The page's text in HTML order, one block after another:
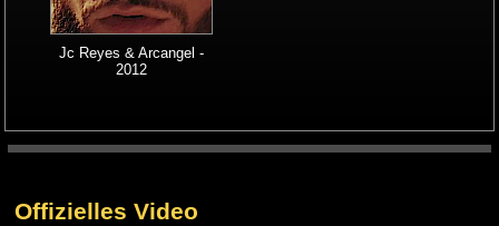
Jc Reyes & Arcangel -
2012
Offizielles Video